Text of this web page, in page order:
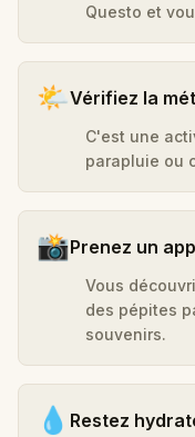
Questo et
🌤️Vérifiez la
C'est une
parapluie ou
📸Prenez un
Vous
des pépites
souvenirs.
💧 Restez